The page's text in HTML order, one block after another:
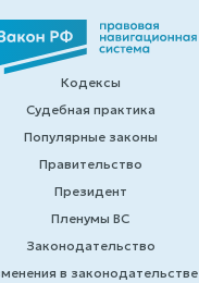
Кодексы
Судебная практика
Популярные законы
Правительство
Президент
Пленумы ВС
Законодательство
в законодательстве